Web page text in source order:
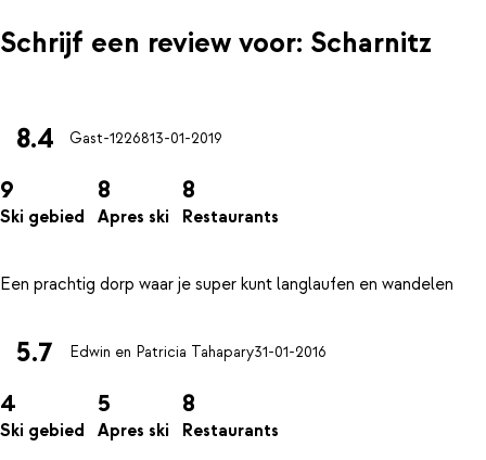
Schrijf een review voor: Scharnitz
8.4 Gast-1226813-01-2019
9
Ski gebied
8
Apres ski
8
Restaurants
5.7 Edwin en Patricia Tahapary31-01-2016
4
Ski gebied
5
Apres ski
8
Restaurants